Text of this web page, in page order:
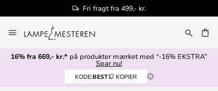
Fri fragt fra 499,- kr.
to
Content
16% fra 669,- kr.* på produkter mærket med “-16% EKSTRA”
Spar nu!
KODE:BEST KOPIER